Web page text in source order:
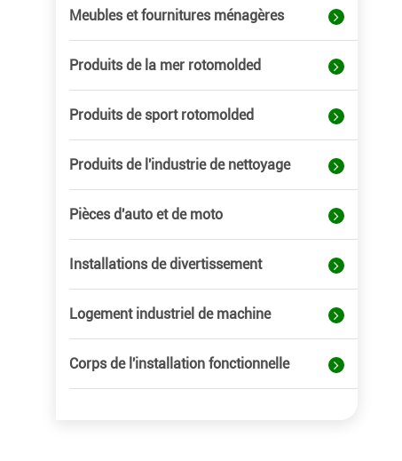
Meubles et fournitures ménagères
Produits de la mer rotomolded
Produits de sport rotomolded
Produits de l'industrie de nettoyage
Pièces d'auto et de moto
Installations de divertissement
Logement industriel de machine
Corps de l'installation fonctionnelle